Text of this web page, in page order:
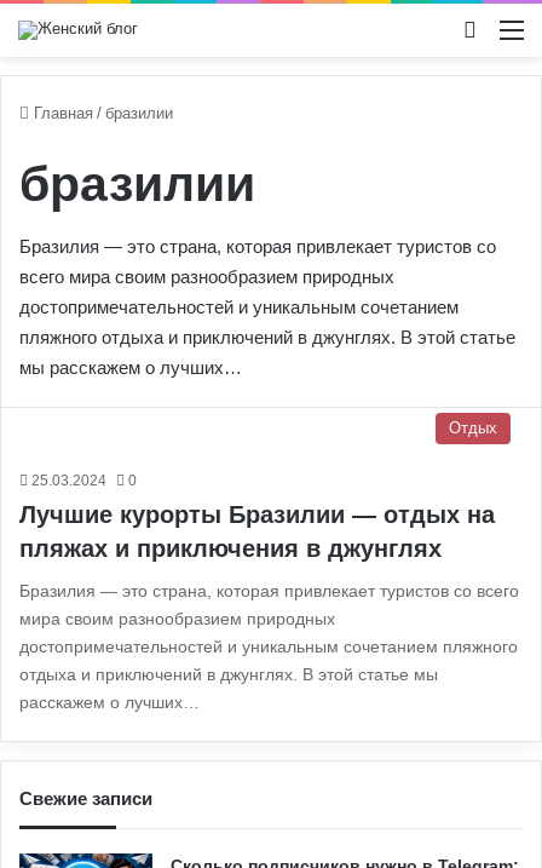
Главная / бразилии
бразилии
Бразилия — это страна, которая привлекает туристов со
всего мира своим разнообразием природных
достопримечательностей и уникальным сочетанием
пляжного отдыха и приключений в джунглях. В этой статье
мы расскажем о лучших…
Отдых
25.03.2024 0
Лучшие курорты Бразилии — отдых на
пляжах и приключения в джунглях
Бразилия — это страна, которая привлекает туристов со всего
мира своим разнообразием природных
достопримечательностей и уникальным сочетанием пляжного
отдыха и приключений в джунглях. В этой статье мы
расскажем о лучших…
Свежие записи